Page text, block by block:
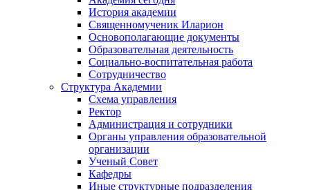
История академии
Священномученик Иларион
Основополагающие документы
Образовательная деятельность
Социально-воспитательная работа
Сотрудничество
Структура Академии
Схема управления
Ректор
Администрация и сотрудники
Органы управления образовательной
организации
Ученый Совет
Кафедры
Иные структурные подразделения